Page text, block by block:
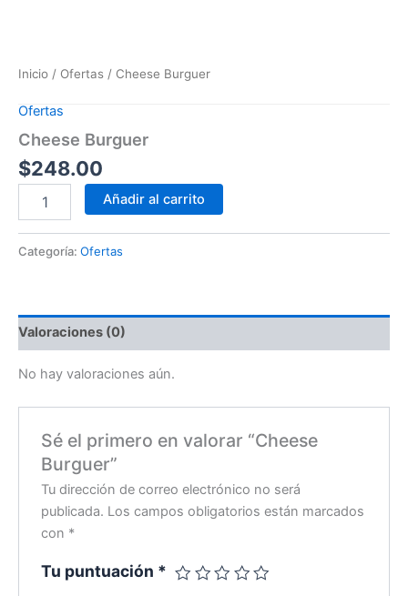
Inicio / Ofertas / Cheese Burguer
Ofertas
Cheese Burguer
$248.00
Añadir al carrito
Categoría: Ofertas
Valoraciones (0)
No hay valoraciones aún.
Sé el primero en valorar “Cheese
Burguer”
Tu dirección de correo electrónico no será
publicada. Los campos obligatorios están marcados
con *
Tu puntuación *